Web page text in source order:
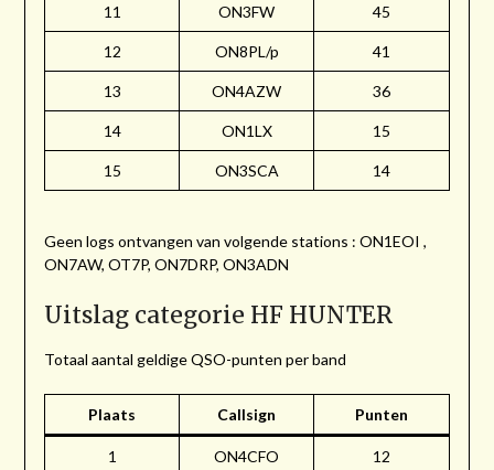
11 ON3FW 45
12 ON8PL/p 41
13 ON4AZW 36
14 ON1LX 15
15 ON3SCA 14
Geen logs ontvangen van volgende stations : ON1EOI ,
ON7AW, OT7P, ON7DRP, ON3ADN
Uitslag categorie HF HUNTER
Totaal aantal geldige QSO-punten per band
Plaats Callsign Punten
1 ON4CFO 12